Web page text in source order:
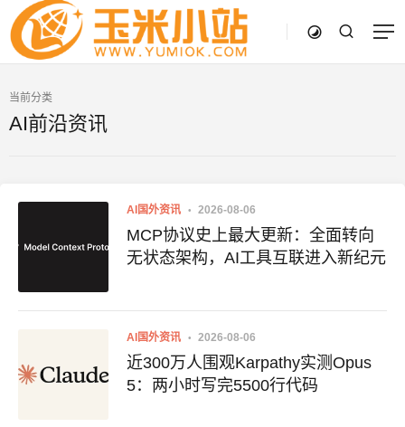
当前分类
AI前沿资讯
AI国外资讯 2026-08-06
MCP协议史上最大更新：全面转向
无状态架构，AI工具互联进入新纪元
AI国外资讯 2026-08-06
近300万人围观Karpathy实测Opus
5：两小时写完5500行代码